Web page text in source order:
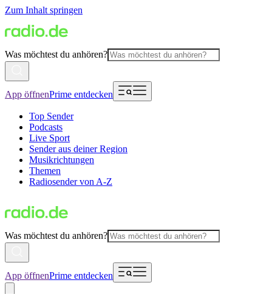
Zum Inhalt springen
Was möchtest du anhören?
App öffnenPrime entdecken
Top Sender
Podcasts
Live Sport
Sender aus deiner Region
Musikrichtungen
Themen
Radiosender von A-Z
Was möchtest du anhören?
App öffnenPrime entdecken